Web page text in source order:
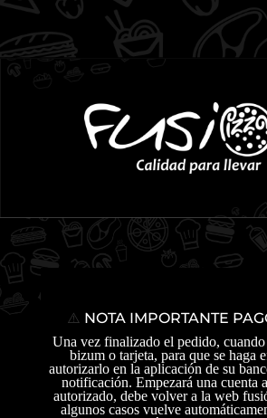
⚠️ NOTA IMPORTANTE
Una vez finalizado el pedido,
bizum o tarjeta, para que se haga
autorizarlo en la aplicación de su
notificación. Empezará una cuenta
autorizado, debe volver a la web
algunos casos vuelve